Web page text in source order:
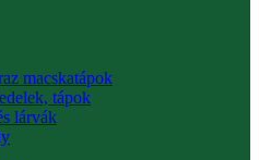
macskatápok
tápok
lárvák